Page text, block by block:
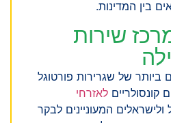
בין המדינות.
שירות
של שגרירות פורטוגל
קונסולריים לאזרחי
המעוניינים לבקר